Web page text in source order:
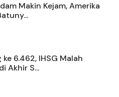
Makin Kejam, Amerika
6.462, IHSG Malah
Akhir S...